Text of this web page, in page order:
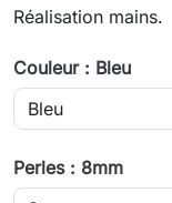
Réalisation mains.
Couleur : Bleu
Perles : 8mm